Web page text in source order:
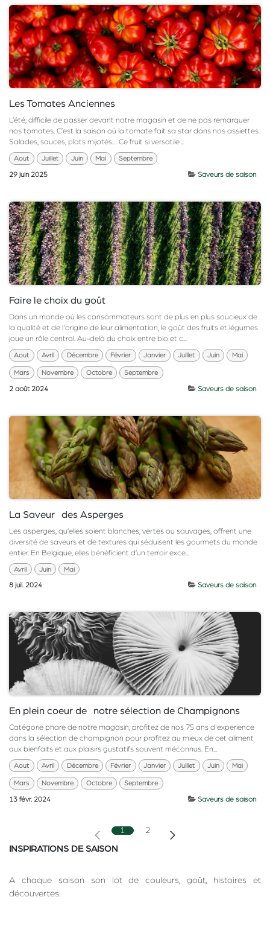
Les Tomates Anciennes
L’été, difficile de passer devant notre magasin et de ne pas remarquer
nos tomates. C’est la saison où la tomate fait sa star dans nos assiettes.
Salades, sauces, plats mijotés… Ce fruit si versatile ...
Aout Juillet Juin Mai Septembre
29 juin 2025 Saveurs de saison
Faire le choix du goût
Dans un monde où les consommateurs sont de plus en plus soucieux de
la qualité et de l'origine de leur alimentation, le goût des fruits et légumes
joue un rôle central. Au-delà du choix entre bio et c...
Aout Avril Décembre Février Janvier Juillet Juin Mai
Mars Novembre Octobre Septembre
2 août 2024 Saveurs de saison
La Saveur des Asperges
Les asperges, qu’elles soient blanches, vertes ou sauvages, offrent une
diversité de saveurs et de textures qui séduisent les gourmets du monde
entier. En Belgique, elles bénéficient d’un terroir exce...
Avril Juin Mai
8 juil. 2024 Saveurs de saison
En plein coeur de notre sélection de Champignons
Catégorie phare de notre magasin, profitez de nos 75 ans d'experience
dans la sélection de champignon pour profitez au mieux de cet aliment
aux bienfaits et aux plaisirs gustatifs souvent méconnus. En...
Aout Avril Décembre Février Janvier Juillet Juin Mai
Mars Novembre Octobre Septembre
13 févr. 2024 Saveurs de saison
1 2
INSPIRATIONS DE SAISON
A chaque saison son lot de couleurs, goût, histoires et
découvertes.